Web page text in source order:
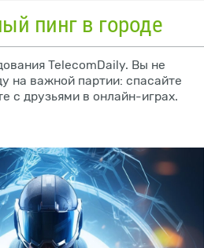
пинг в городе
TelecomDaily. Вы не
на важной партии: спасайте
с друзьями в онлайн-играх.